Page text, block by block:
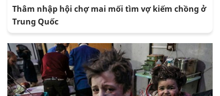
Thâm nhập hội chợ mai mối tìm vợ kiếm chồng ở
Trung Quốc